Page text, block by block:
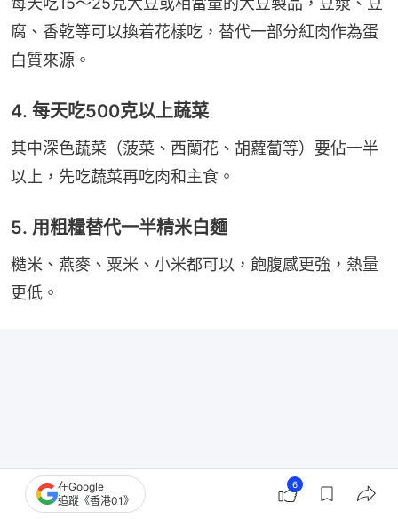
腐、香乾等可以換着花樣吃，替代一部分紅肉作為蛋
白質來源。
4. 每天吃500克以上蔬菜
其中深色蔬菜（菠菜、西蘭花、胡蘿蔔等）要佔一半
以上，先吃蔬菜再吃肉和主食。
5. 用粗糧替代一半精米白麵
糙米、燕麥、粟米、小米都可以，飽腹感更強，熱量
更低。
在Google
追蹤《香港01》
6